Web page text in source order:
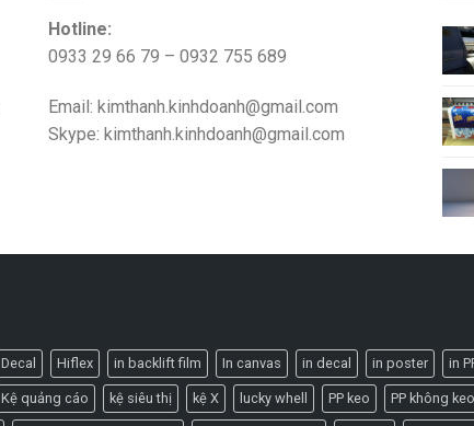
Hotline:
0933 29 66 79 – 0932 755 689
Email: kimthanh.kinhdoanh@gmail.com
Skype: kimthanh.kinhdoanh@gmail.com
Decal Hiflex in backlift film In canvas in decal in poster in
Kệ quảng cáo kệ siêu thị kệ X lucky whell PP keo PP không keo